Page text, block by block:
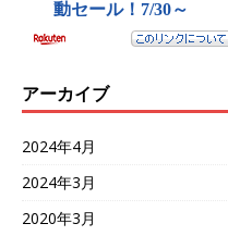
アーカイブ
2024年4月
2024年3月
2020年3月